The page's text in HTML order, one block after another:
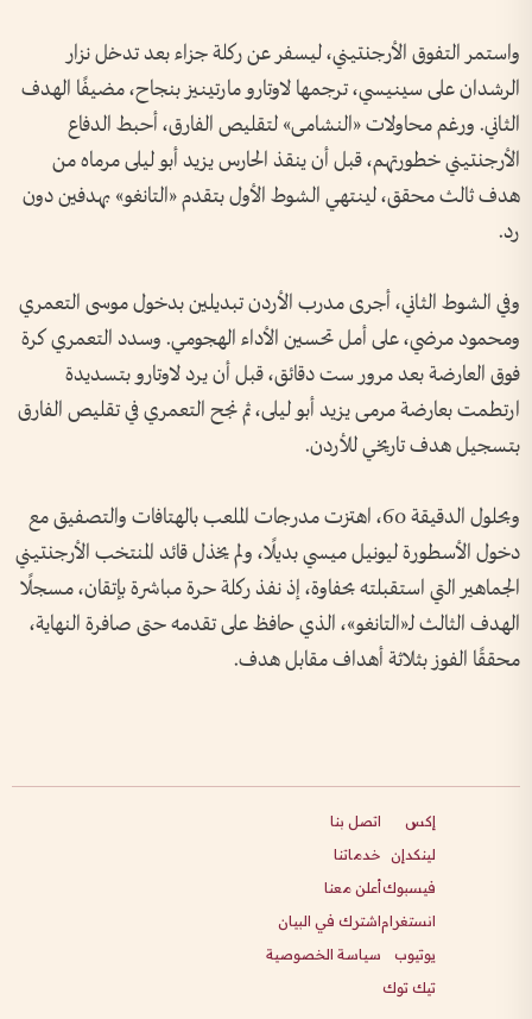
واستمر التفوق الأرجنتيني، ليسفر عن ركلة جزاء بعد تدخل نزار
الرشدان على سينيسي، ترجمها لاوتارو مارتينيز بنجاح، مضيفًا الهدف
الثاني. ورغم محاولات «النشامى» لتقليص الفارق، أحبط الدفاع
الأرجنتيني خطورتهم، قبل أن ينقذ الحارس يزيد أبو ليلى مرماه من
هدف ثالث محقق، لينتهي الشوط الأول بتقدم «التانغو» بهدفين دون
رد.
وفي الشوط الثاني، أجرى مدرب الأردن تبديلين بدخول موسى التعمري
ومحمود مرضي، على أمل تحسين الأداء الهجومي. وسدد التعمري كرة
فوق العارضة بعد مرور ست دقائق، قبل أن يرد لاوتارو بتسديدة
ارتطمت بعارضة مرمى يزيد أبو ليلى، ثم نجح التعمري في تقليص الفارق
بتسجيل هدف تاريخي للأردن.
وبحلول الدقيقة 60، اهتزت مدرجات الملعب بالهتافات والتصفيق مع
دخول الأسطورة ليونيل ميسي بديلًا، ولم يخذل قائد المنتخب الأرجنتيني
الجماهير التي استقبلته بحفاوة، إذ نفذ ركلة حرة مباشرة بإتقان، مسجلًا
الهدف الثالث لـ«التانغو»، الذي حافظ على تقدمه حتى صافرة النهاية،
محققًا الفوز بثلاثة أهداف مقابل هدف.
إكس
لينكدإن
فيسبوك
انستغرام
يوتيوب
تيك توك
اتصل بنا
خدماتنا
أعلن معنا
اشترك في البيان
سياسة الخصوصية